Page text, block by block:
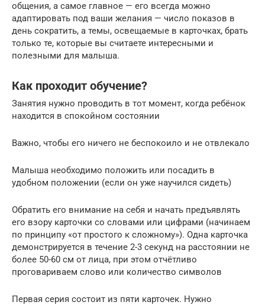
общения, а самое главное — его всегда можно
адаптировать под ваши желания — число показов в
день сократить, а темы, освещаемые в карточках, брать
только те, которые вы считаете интересными и
полезными для малыша.
Как проходит обучение?
Занятия нужно проводить в тот момент, когда ребёнок
находится в спокойном состоянии
Важно, чтобы его ничего не беспокоило и не отвлекало
Малыша необходимо положить или посадить в
удобном положении (если он уже научился сидеть)
Обратить его внимание на себя и начать предъявлять
его взору карточки со словами или цифрами (начинаем
по принципу «от простого к сложному»). Одна карточка
демонстрируется в течение 2-3 секунд на расстоянии не
более 50-60 см от лица, при этом отчётливо
проговариваем слово или количество символов
Первая серия состоит из пяти карточек. Нужно